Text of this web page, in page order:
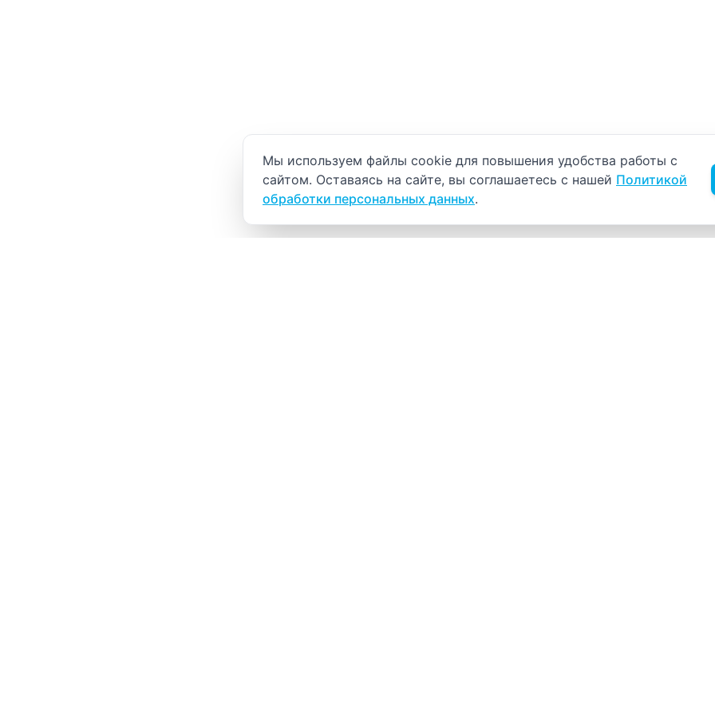
Уведомление об использовании cookie
Мы используем файлы cookie для повышения удобства работы с
сайтом. Оставаясь на сайте, вы соглашаетесь с нашей Политикой
обработки персональных данных.